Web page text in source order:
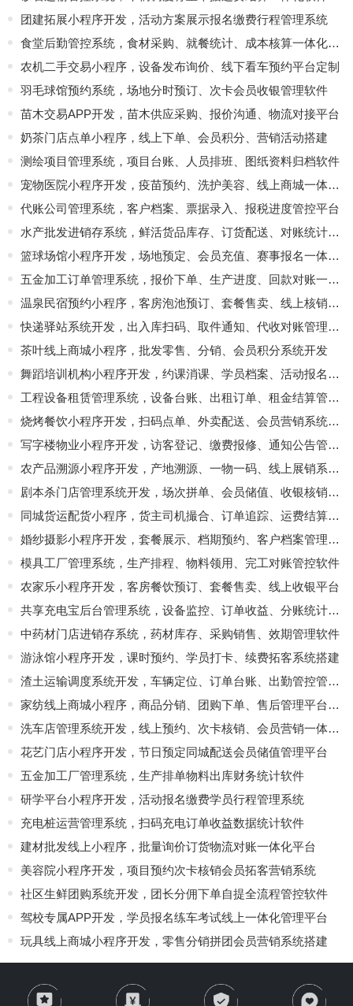
团建拓展小程序开发，活动方案展示报名缴费行程管理系统
食堂后勤管控系统，食材采购、就餐统计、成本核算一体化软件
农机二手交易小程序，设备发布询价、线下看车预约平台定制
羽毛球馆预约系统，场地分时预订、次卡会员收银管理软件
苗木交易APP开发，苗木供应采购、报价沟通、物流对接平台
奶茶门店点单小程序，线上下单、会员积分、营销活动搭建
测绘项目管理系统，项目台账、人员排班、图纸资料归档软件
宠物医院小程序开发，疫苗预约、洗护美容、线上商城一体化平台
代账公司管理系统，客户档案、票据录入、报税进度管控平台
水产批发进销存系统，鲜活货品库存、订货配送、对账统计软件
篮球场馆小程序开发，场地预定、会员充值、赛事报名一体化管理系统
五金加工订单管理系统，报价下单、生产进度、回款对账一体化
温泉民宿预约小程序，客房泡池预订、套餐售卖、线上核销平台
快递驿站系统开发，出入库扫码、取件通知、代收对账管理软件
茶叶线上商城小程序，批发零售、分销、会员积分系统开发
舞蹈培训机构小程序开发，约课消课、学员档案、活动报名平台
工程设备租赁管理系统，设备台账、出租订单、租金结算管控软件
烧烤餐饮小程序开发，扫码点单、外卖配送、会员营销系统定制
写字楼物业小程序开发，访客登记、缴费报修、通知公告管理软件
农产品溯源小程序开发，产地溯源、一物一码、线上展销系统搭建
剧本杀门店管理系统开发，场次拼单、会员储值、收银核销一体化平台
同城货运配货小程序，货主司机撮合、订单追踪、运费结算平台
婚纱摄影小程序开发，套餐展示、档期预约、客户档案管理系统
模具工厂管理系统，生产排程、物料领用、完工对账管控软件
农家乐小程序开发，客房餐饮预订、套餐售卖、线上收银平台
共享充电宝后台管理系统，设备监控、订单收益、分账统计开发
中药材门店进销存系统，药材库存、采购销售、效期管理软件
游泳馆小程序开发，课时预约、学员打卡、续费拓客系统搭建
渣土运输调度系统开发，车辆定位、订单台账、出勤管控管理软件
家纺线上商城小程序，商品分销、团购下单、售后管理平台定制
洗车店管理系统开发，线上预约、次卡核销、会员营销一体化软件
花艺门店小程序开发，节日预定同城配送会员储值管理平台
五金加工厂管理系统，生产排单物料出库财务统计软件
研学平台小程序开发，活动报名缴费学员行程管理系统
充电桩运营管理系统，扫码充电订单收益数据统计软件
建材批发线上小程序，批量询价订货物流对账一体化平台
美容院小程序开发，项目预约次卡核销会员拓客营销系统
社区生鲜团购系统开发，团长分佣下单自提全流程管控软件
驾校专属APP开发，学员报名练车考试线上一体化管理平台
玩具线上商城小程序开发，零售分销拼团会员营销系统搭建